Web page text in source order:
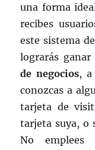
una forma
recibes
este sistema
lograrás
de negocios, a
conozcas a
tarjeta de
tarjeta suya, o
No